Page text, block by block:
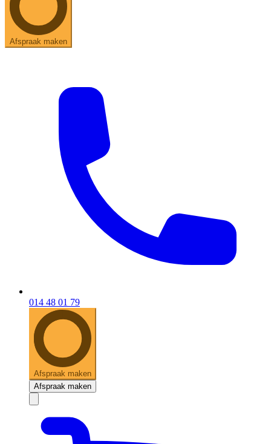
Afspraak maken
014 48 01 79
Afspraak maken
Afspraak maken